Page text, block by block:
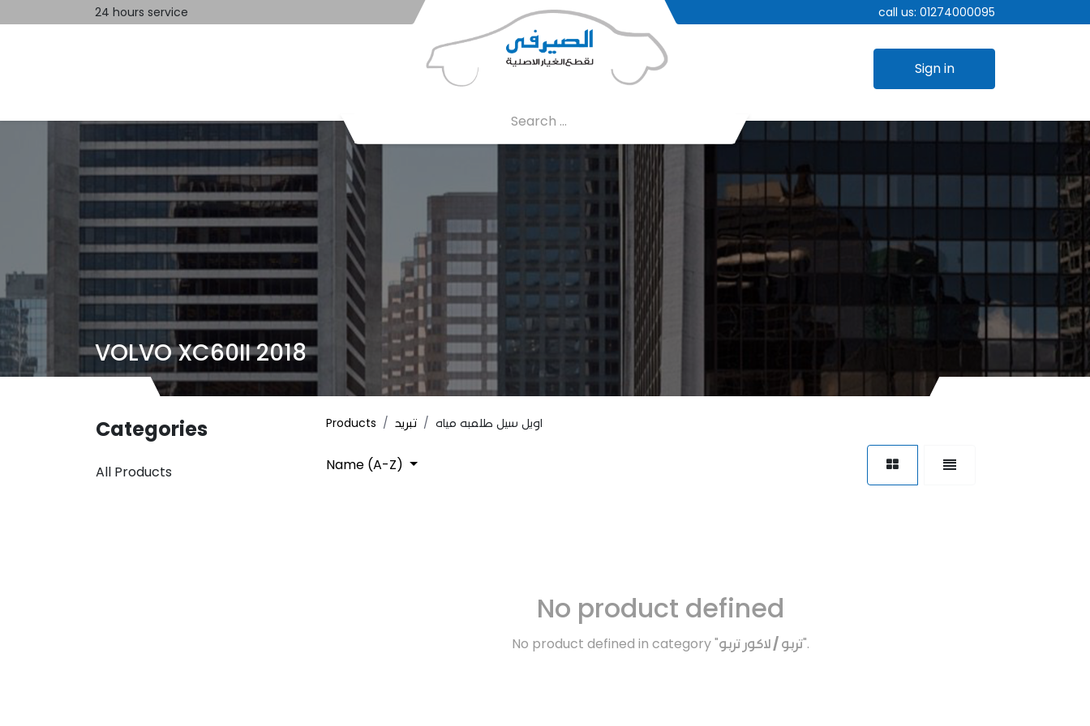
24 hours service call us: 01274000095
Sign in
VOLVO XC60II 2018
Categories
All Products
Products تبريد اويل سيل طلمبه مياه
Name (A-Z)
No product defined
No product defined in category "تربو / لاكور تربو".